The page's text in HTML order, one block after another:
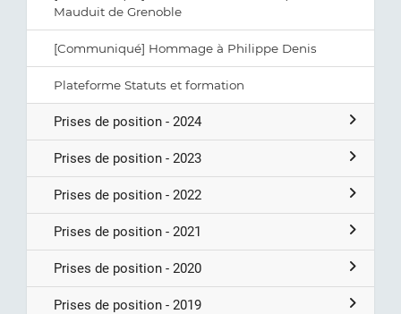
Mauduit de Grenoble
[Communiqué] Hommage à Philippe Denis
Plateforme Statuts et formation
Prises de position - 2024
Prises de position - 2023
Prises de position - 2022
Prises de position - 2021
Prises de position - 2020
Prises de position - 2019